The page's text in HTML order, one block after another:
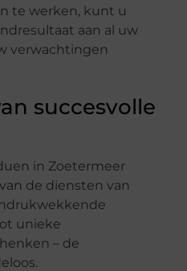
te werken, kunt u
aan al uw
verwachtingen
succesvolle
in Zoetermeer
de diensten van
unieke
– de